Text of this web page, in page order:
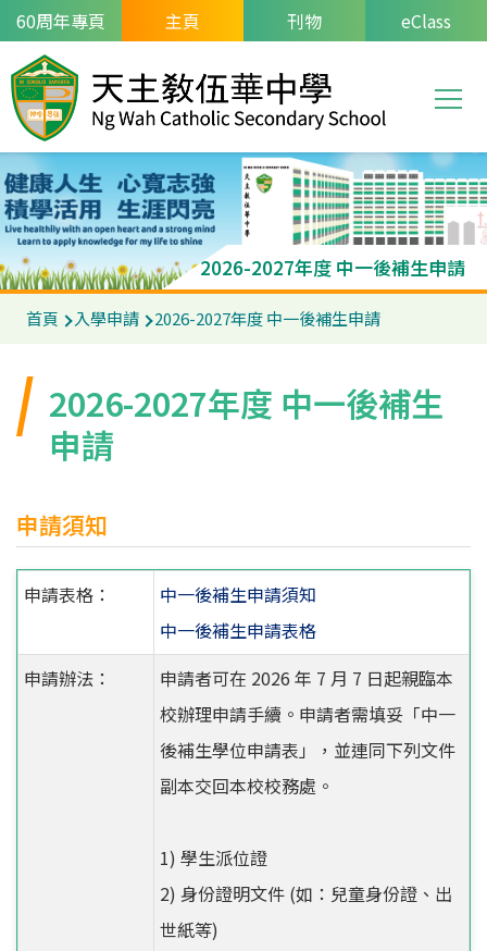
移至主內容
60周年專頁 主頁 刊物 eClass
Main
2026-2027年度 中一後補生申請
導
連
結
首頁 入學申請 2026-2027年度 中一後補生申請
2026-2027年度 中一後補生
申請
申請須知
申請表格：
中一後補生申請須知
中一後補生申請表格
申請辦法：
申請者可在 2026 年 7 月 7 日起親臨本
校辦理申請手續。申請者需填妥「中一
後補生學位申請表」，並連同下列文件
副本交回本校校務處。
1) 學生派位證
2) 身份證明文件 (如：兒童身份證、出
世紙等)